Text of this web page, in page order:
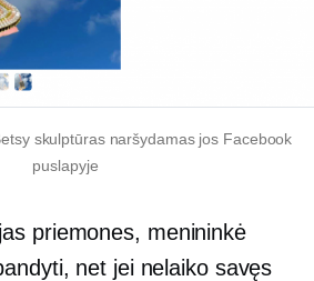
skulptūras naršydamas jos Facebook
puslapyje
priemones, menininkė
net jei nelaiko savęs